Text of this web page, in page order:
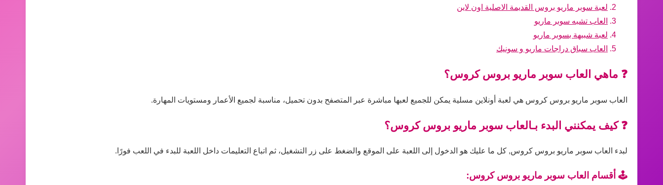
لعبة سوبر ماريو بروس القديمة الاصلية اون لاين
العاب تشبه سوبر ماريو
لعبة شبيهة بسوبر ماريو
العاب سباق دراجات ماريو و سونيك
❓ ماهي العاب سوبر ماريو بروس كروس؟
العاب سوبر ماريو بروس كروس هي لعبة أونلاين مسلية يمكن للجميع لعبها مباشرة عبر المتصفح بدون تحميل، مناسبة لجميع الأعمار ومستويات المهارة.
❓ كيف يمكنني البدء بـالعاب سوبر ماريو بروس كروس؟
لبدء العاب سوبر ماريو بروس كروس, كل ما عليك هو الدخول إلى اللعبة على الموقع والضغط على زر التشغيل، ثم اتباع التعليمات داخل اللعبة للبدء في اللعب فورًا.
🕹️ أقسام العاب سوبر ماريو بروس كروس: